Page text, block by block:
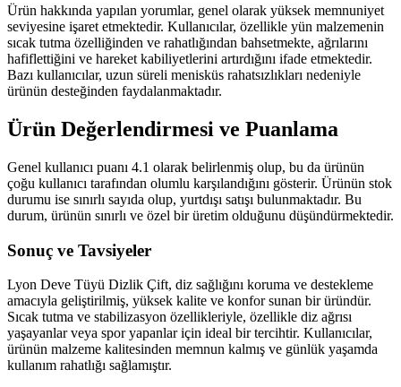
Ürün hakkında yapılan yorumlar, genel olarak yüksek memnuniyet
seviyesine işaret etmektedir. Kullanıcılar, özellikle yün malzemenin
sıcak tutma özelliğinden ve rahatlığından bahsetmekte, ağrılarını
hafiflettiğini ve hareket kabiliyetlerini artırdığını ifade etmektedir.
Bazı kullanıcılar, uzun süreli menisküs rahatsızlıkları nedeniyle
ürünün desteğinden faydalanmaktadır.
Ürün Değerlendirmesi ve Puanlama
Genel kullanıcı puanı 4.1 olarak belirlenmiş olup, bu da ürünün
çoğu kullanıcı tarafından olumlu karşılandığını gösterir. Ürünün stok
durumu ise sınırlı sayıda olup, yurtdışı satışı bulunmaktadır. Bu
durum, ürünün sınırlı ve özel bir üretim olduğunu düşündürmektedir.
Sonuç ve Tavsiyeler
Lyon Deve Tüyü Dizlik Çift, diz sağlığını koruma ve destekleme
amacıyla geliştirilmiş, yüksek kalite ve konfor sunan bir üründür.
Sıcak tutma ve stabilizasyon özellikleriyle, özellikle diz ağrısı
yaşayanlar veya spor yapanlar için ideal bir tercihtir. Kullanıcılar,
ürünün malzeme kalitesinden memnun kalmış ve günlük yaşamda
kullanım rahatlığı sağlamıştır.